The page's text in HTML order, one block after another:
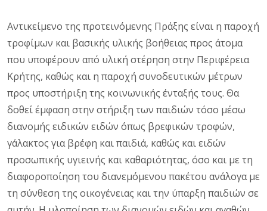
Αντικείμενο της προτεινόμενης Πράξης είναι η παροχή
τροφίμων και βασικής υλικής βοήθειας προς άτομα
που υποφέρουν από υλική στέρηση στην Περιφέρεια
Κρήτης, καθώς και η παροχή συνοδευτικών μέτρων
προς υποστήριξη της κοινωνικής ένταξής τους. Θα
δοθεί έμφαση στην στήριξη των παιδιών τόσο μέσω
διανομής ειδικών ειδών όπως βρεφικών τροφών,
γάλακτος για βρέφη και παιδιά, καθώς και ειδών
προσωπικής υγιεινής και καθαριότητας, όσο και με τη
διαφοροποίηση του διανεμόμενου πακέτου ανάλογα με
τη σύνθεση της οικογένειας και την ύπαρξη παιδιών σε